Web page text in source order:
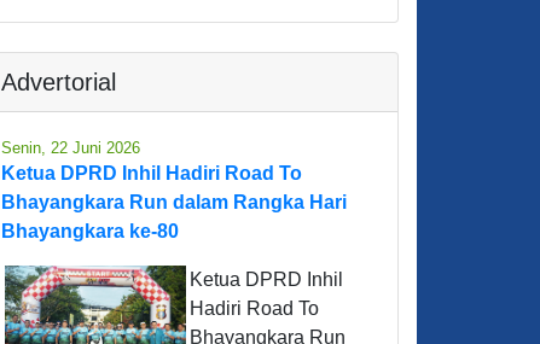
Advertorial
Senin, 22 Juni 2026
Ketua DPRD Inhil Hadiri Road To
Bhayangkara Run dalam Rangka Hari
Bhayangkara ke-80
Ketua DPRD Inhil
Hadiri Road To
Bhayangkara Run